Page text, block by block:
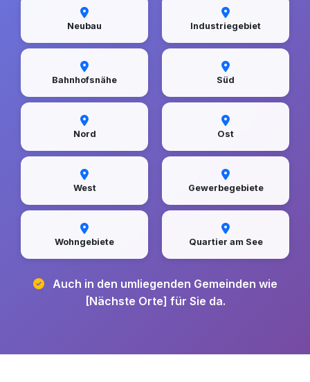
Neubau Industriegebiet
Bahnhofsnähe Süd
Nord Ost
West Gewerbegebiete
Wohngebiete Quartier am See
Auch in den umliegenden Gemeinden wie
[Nächste Orte] für Sie da.